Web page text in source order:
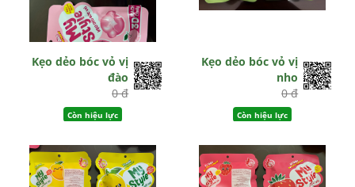
Kẹo dẻo bóc vỏ vị
đào
0 đ
Còn hiệu lực
Kẹo dẻo bóc vỏ vị
nho
0 đ
Còn hiệu lực